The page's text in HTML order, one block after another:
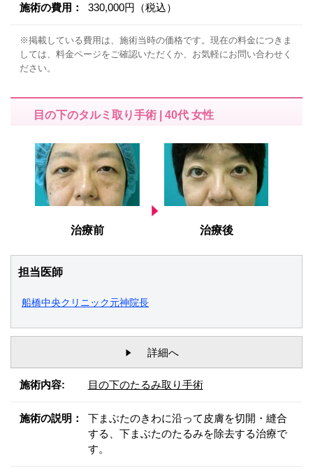
施術の費用： 330,000円（税込）
※掲載している費用は、施術当時の価格です。現在の料金につきま
しては、料金ページをご確認いただくか、お気軽にお問い合わせく
ださい。
目の下のタルミ取り手術 | 40代 女性
治療前 治療後
担当医師
船橋中央クリニック元神院長
詳細へ
施術内容: 目の下のたるみ取り手術
施術の説明：
下まぶたのきわに沿って皮膚を切開・縫合
する、下まぶたのたるみを除去する治療で
す。